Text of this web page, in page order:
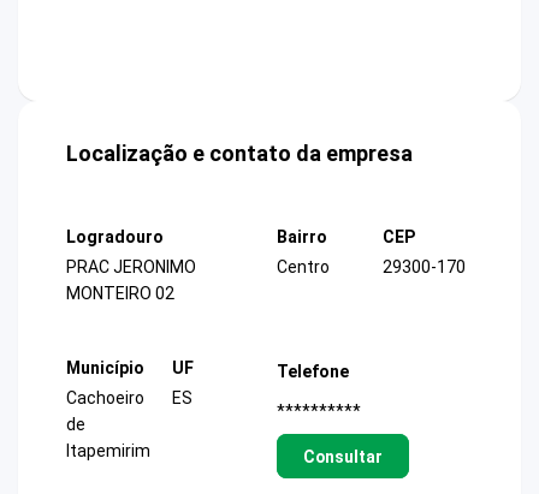
Localização e contato da empresa
Logradouro
PRAC JERONIMO
MONTEIRO 02
Bairro
Centro
CEP
29300-170
Município
Cachoeiro
de
Itapemirim
UF
ES
Telefone
**********
Consultar